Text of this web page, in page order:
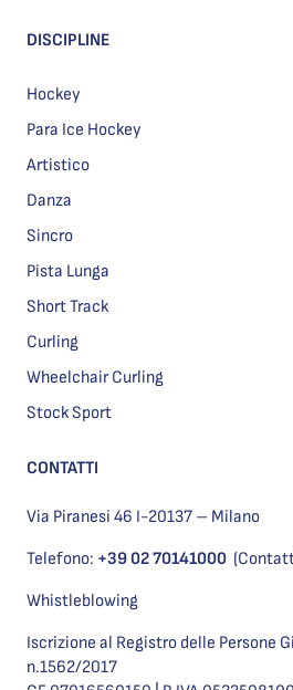
DISCIPLINE
Hockey
Para Ice Hockey
Artistico
Danza
Sincro
Pista Lunga
Short Track
Curling
Wheelchair Curling
Stock Sport
CONTATTI
Via Piranesi 46 I-20137 – Milano
Telefono: +39 02 70141000
Whistleblowing
Iscrizione al Registro delle Persone
n.1562/2017